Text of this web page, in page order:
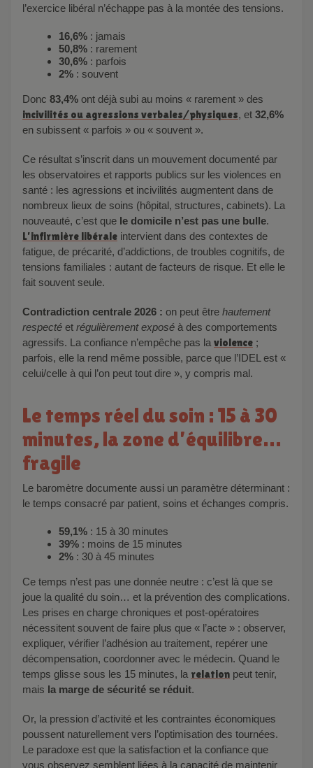
l’exercice libéral n’échappe pas à la montée des tensions.
16,6% : jamais
50,8% : rarement
30,6% : parfois
2% : souvent
Donc 83,4% ont déjà subi au moins « rarement » des
incivilités ou agressions verbales/physiques, et 32,6%
en subissent « parfois » ou « souvent ».
Ce résultat s’inscrit dans un mouvement documenté par
les observatoires et rapports publics sur les violences en
santé : les agressions et incivilités augmentent dans de
nombreux lieux de soins (hôpital, structures, cabinets). La
nouveauté, c’est que le domicile n’est pas une bulle.
L’infirmière libérale intervient dans des contextes de
fatigue, de précarité, d’addictions, de troubles cognitifs, de
tensions familiales : autant de facteurs de risque. Et elle le
fait souvent seule.
Contradiction centrale 2026 : on peut être hautement
respecté et régulièrement exposé à des comportements
agressifs. La confiance n’empêche pas la violence ;
parfois, elle la rend même possible, parce que l’IDEL est «
celui/celle à qui l’on peut tout dire », y compris mal.
Le temps réel du soin : 15 à 30
minutes, la zone d’équilibre…
fragile
Le baromètre documente aussi un paramètre déterminant :
le temps consacré par patient, soins et échanges compris.
59,1% : 15 à 30 minutes
39% : moins de 15 minutes
2% : 30 à 45 minutes
Ce temps n’est pas une donnée neutre : c’est là que se
joue la qualité du soin… et la prévention des complications.
Les prises en charge chroniques et post-opératoires
nécessitent souvent de faire plus que « l’acte » : observer,
expliquer, vérifier l’adhésion au traitement, repérer une
décompensation, coordonner avec le médecin. Quand le
temps glisse sous les 15 minutes, la relation peut tenir,
mais la marge de sécurité se réduit.
Or, la pression d’activité et les contraintes économiques
poussent naturellement vers l’optimisation des tournées.
Le paradoxe est que la satisfaction et la confiance que
vous observez semblent liées à la capacité de maintenir